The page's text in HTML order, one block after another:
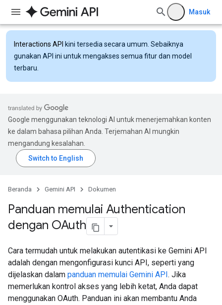
Masuk
Interactions API kini tersedia secara umum. Sebaiknya
gunakan API ini untuk mengakses semua fitur dan model
terbaru.
Google menggunakan teknologi AI untuk menerjemahkan konten
ke dalam bahasa pilihan Anda. Terjemahan AI mungkin
mengandung kesalahan.
Beranda Gemini API Dokumen
Panduan memulai Authentication
dengan OAuth
Cara termudah untuk melakukan autentikasi ke Gemini API
adalah dengan mengonfigurasi kunci API, seperti yang
dijelaskan dalam panduan memulai Gemini API. Jika
memerlukan kontrol akses yang lebih ketat, Anda dapat
menggunakan OAuth. Panduan ini akan membantu Anda